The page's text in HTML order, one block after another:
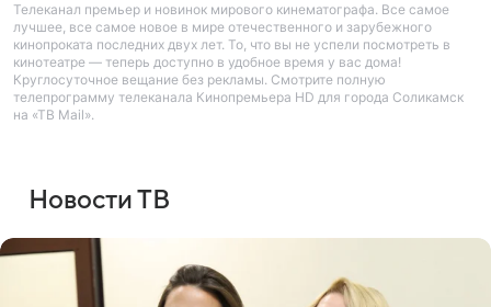
Телеканал премьер и новинок мирового кинематографа. Все самое
лучшее, все самое новое в мире отечественного и зарубежного
кинопроката последних двух лет. То, что вы не успели посмотреть в
кинотеатре — теперь доступно в удобное время у вас дома!
Круглосуточное вещание без рекламы. Смотрите полную
телепрограмму телеканала Кинопремьера HD для города Соликамск
на «ТВ Mail».
Новости ТВ